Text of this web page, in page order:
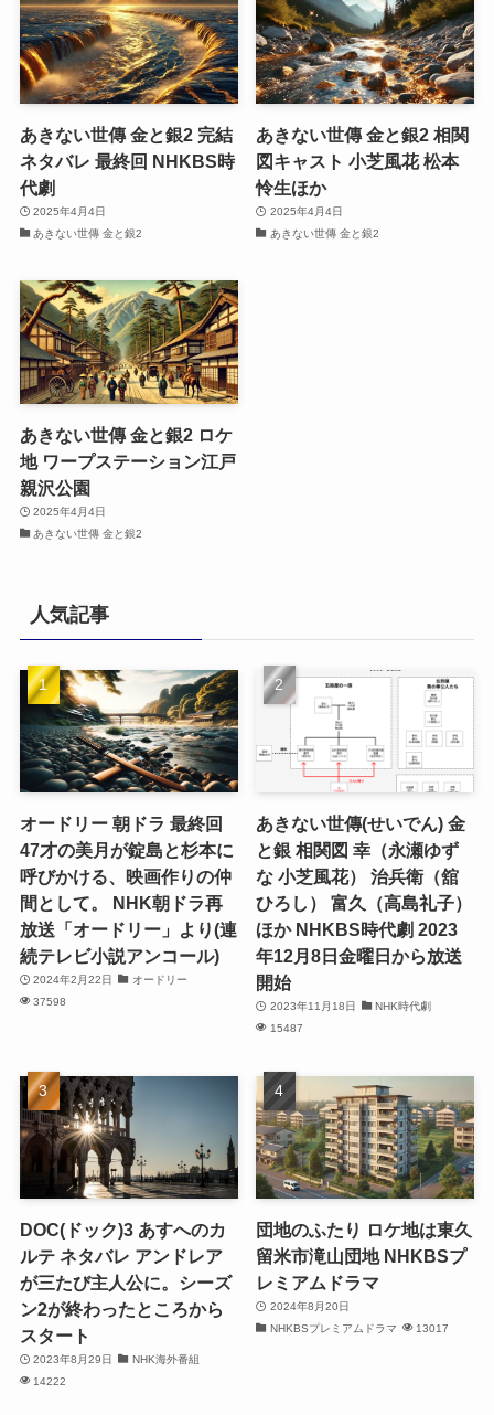
あきない世傳 金と銀2 完結
ネタバレ 最終回 NHKBS時
代劇
2025年4月4日
あきない世傳 金と銀2
あきない世傳 金と銀2 相関
図キャスト 小芝風花 松本
怜生ほか
2025年4月4日
あきない世傳 金と銀2
あきない世傳 金と銀2 ロケ
地 ワープステーション江戸
親沢公園
2025年4月4日
あきない世傳 金と銀2
人気記事
オードリー 朝ドラ 最終回
47才の美月が錠島と杉本に
呼びかける、映画作りの仲
間として。 NHK朝ドラ再
放送「オードリー」より(連
続テレビ小説アンコール)
2024年2月22日
オードリー
37598
あきない世傳(せいでん) 金
と銀 相関図 幸（永瀬ゆず
な 小芝風花） 治兵衛（舘
ひろし） 富久（高島礼子）
ほか NHKBS時代劇 2023
年12月8日金曜日から放送
開始
2023年11月18日
NHK時代劇
15487
DOC(ドック)3 あすへのカ
ルテ ネタバレ アンドレア
が三たび主人公に。シーズ
ン2が終わったところから
スタート
2023年8月29日
NHK海外番組
14222
団地のふたり ロケ地は東久
留米市滝山団地 NHKBSプ
レミアムドラマ
2024年8月20日
NHKBSプレミアムドラマ
13017